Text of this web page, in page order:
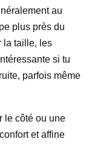
au
plus près du
la taille, les
si tu
parfois même
le côté ou une
et affine